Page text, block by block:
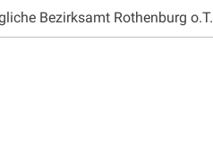
Bezirksamt Rothenburg o.T.